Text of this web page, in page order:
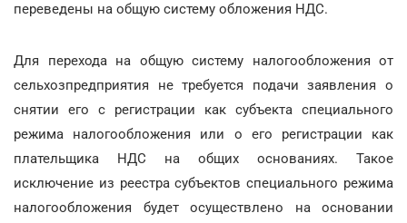
переведены на общую систему обложения НДС.
Для перехода на общую систему налогообложения от
сельхозпредприятия не требуется подачи заявления о
снятии его с регистрации как субъекта специального
режима налогообложения или о его регистрации как
плательщика НДС на общих основаниях. Такое
исключение из реестра субъектов специального режима
налогообложения будет осуществлено на основании